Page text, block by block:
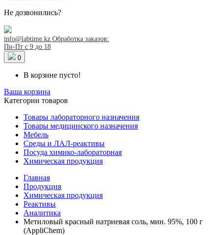
Не дозвонились?
info@labtime.kz Обработка заказов:
Пн-Пт с 9 до 18
0
В корзине пусто!
Ваша корзина
Категории товаров
Товары лабораторного назначения
Товары медицинского назначения
Мебель
Среды и ЛАЛ-реактивы
Посуда химико-лабораторная
Химическая продукция
Главная
Продукция
Химическая продукция
Реактивы
Аналитика
Метиловый красный натриевая соль, мин. 95%, 100 г
(AppliChem)